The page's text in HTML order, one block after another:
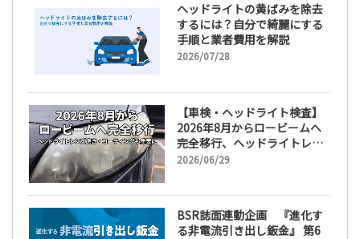
ヘッドライトの黄ばみを除去
するには？自分で綺麗にする
手順と業者費用を解説
2026/07/28
【車検・ヘッドライト検査】
2026年8月からロービームへ
完全移行、ヘッドライトレン
ズ磨き・コーティングも重要
2026/06/29
BSR誌面連動企画 『進化す
る非電流引き出し鈑金』 第6